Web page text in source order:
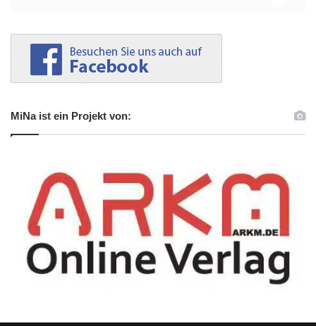
MiNa ist ein Projekt von: